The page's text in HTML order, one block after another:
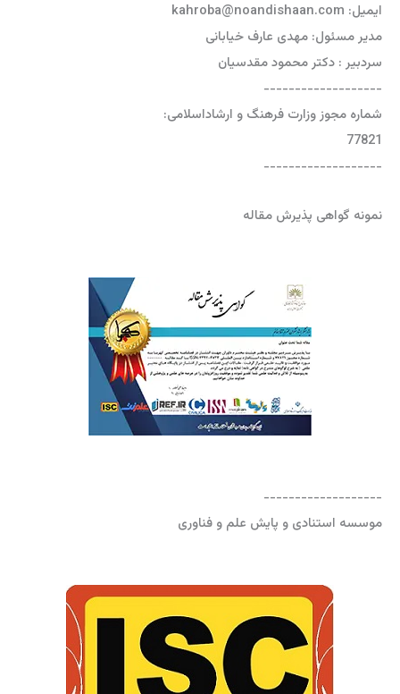
ایمیل: kahroba@noandishaan.com
مدیر مسئول: مهدی عارف خیابانی
سردبیر : دکتر محمود مقدسیان
-------------------
شماره مجوز وزارت فرهنگ و ارشاداسلامی:
77821
-------------------
نمونه گواهی پذیرش مقاله
-------------------
موسسه استنادی و پایش علم و فناوری